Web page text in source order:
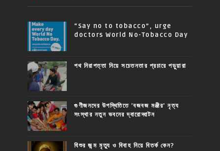
“Say no to tobacco”, urge
doctors World No-Tobacco Day
পথ নিরাপত্তা নিয়ে সচেতনতার প্রচারে পড়ুয়ারা
গুণীজনদের উপস্থিতিতে 'বজবজ মঞ্জীর' নৃত্য
সংস্থার নতুন ভবনের দ্বারোদ্ঘাটন
যিশুর জন্ম মৃত্যু ও বিবাহ নিয়ে বিতর্ক কেন?